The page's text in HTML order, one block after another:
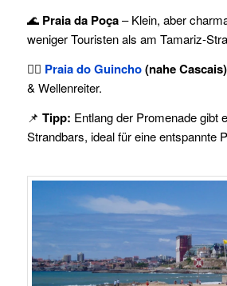
🌊 Praia da Poça– Klein, aber
weniger Touristen als am Tamariz-
🏄‍♂️ Praia do Guincho(nahe Cascais)
& Wellenreiter.
📌 Tipp: Entlang der Promenade gibt
Strandbars, ideal für eine entspannte